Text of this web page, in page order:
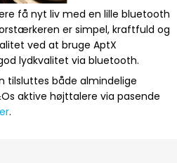
få nyt liv med en lille bluetooth
er simpel, kraftfuld og
ved at bruge AptX
lydkvalitet via bluetooth.
tilsluttes både almindelige
aktive højttalere via pasende
.